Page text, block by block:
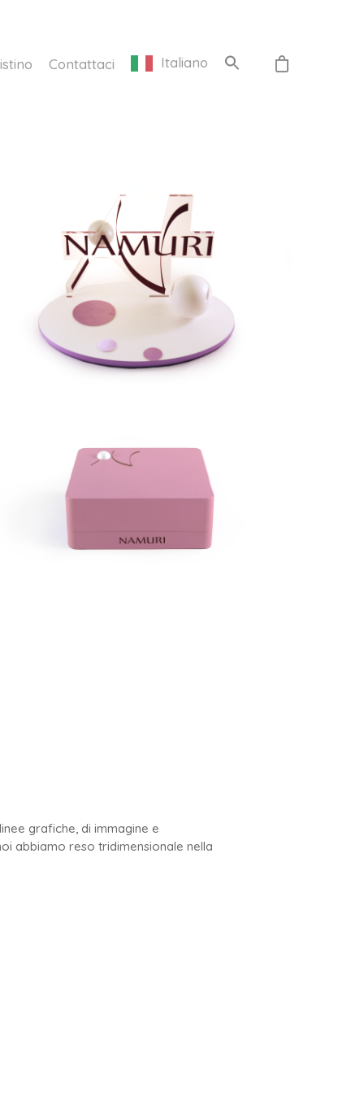
Contattaci Italiano
grafiche, di immagine e
abbiamo reso tridimensionale nella